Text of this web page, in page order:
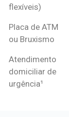
flexíveis)
Placa de ATM
ou Bruxismo
Atendimento
domiciliar de
urgência¹